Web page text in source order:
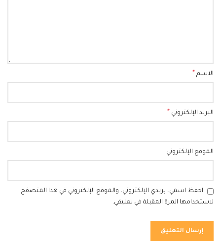
الاسم *
البريد الإلكتروني *
الموقع الإلكتروني
احفظ اسمي، بريدي الإلكتروني، والموقع الإلكتروني في هذا المتصفح
لاستخدامها المرة المقبلة في تعليقي.